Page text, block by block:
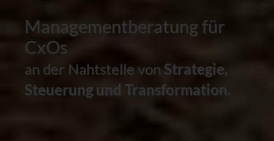
Managementberatung für
CxOs
an der Nahtstelle vonStrategie,
Steuerung und Transformation.